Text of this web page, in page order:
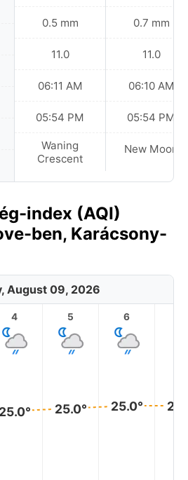
0.5 mm
11.0
06:11 AM
05:54 PM
Waning
Crescent
0.7 mm
11.0
06:10 AM
05:54 PM
New Moon
index (AQI)
ben, Karácsony-
August 09, 2026
4
25.0°
5
25.0°
6
25.0°